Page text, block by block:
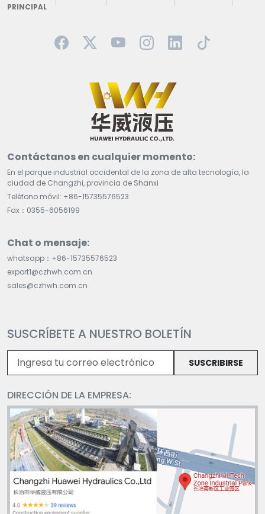
PRINCIPAL
Contáctanos en cualquier momento:
En el parque industrial occidental de la zona de alta tecnología, la
ciudad de Changzhi, provincia de Shanxi
Teléfono móvil: +86-15735576523
Fax：0355-6056199
Chat o mensaje:
whatsapp：+86-15735576523
export1@czhwh.com.cn
sales@czhwh.com.cn
SUSCRÍBETE A NUESTRO BOLETÍN
SUSCRIBIRSE
DIRECCIÓN DE LA EMPRESA: